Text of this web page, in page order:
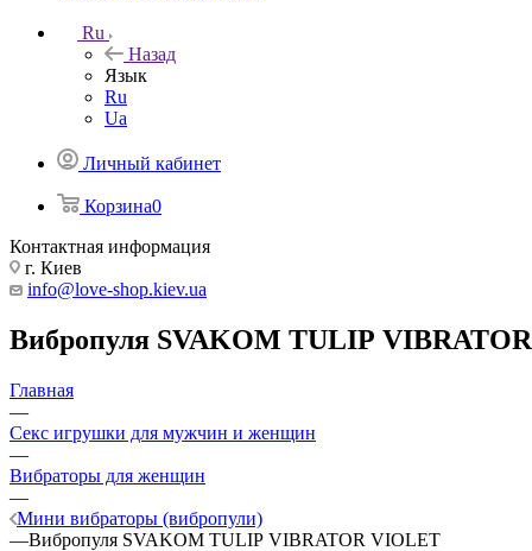
Ru
Назад
Язык
Ru
Ua
Личный кабинет
Корзина0
Контактная информация
г. Киев
info@love-shop.kiev.ua
Вибропуля SVAKOM TULIP
Главная
—
Секс игрушки для мужчин и женщин
—
Вибраторы для женщин
—
Мини вибраторы (вибропули)
—Вибропуля SVAKOM TULIP VIBRATOR VIOLET